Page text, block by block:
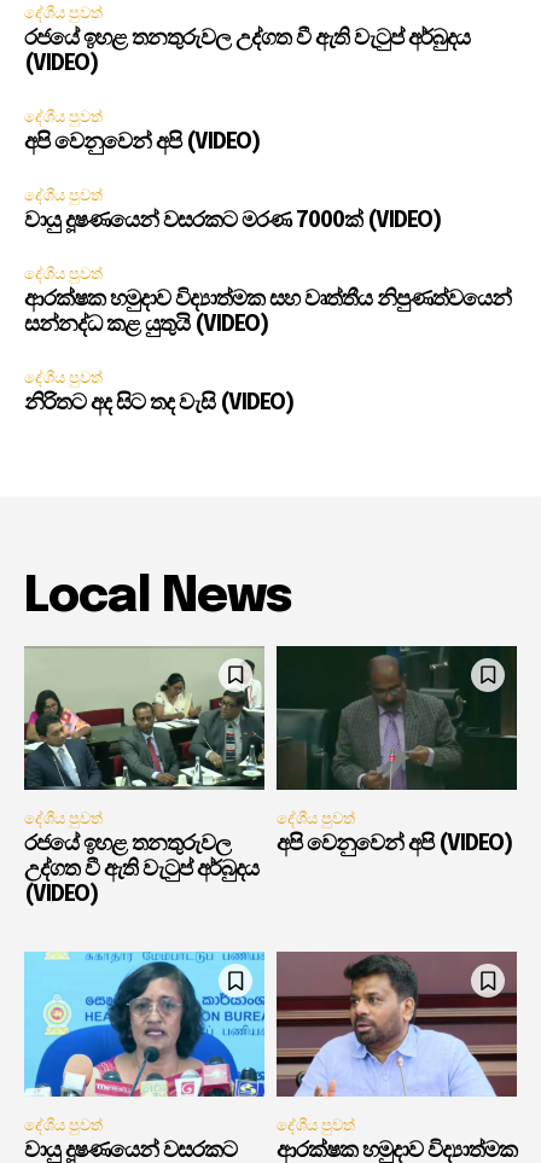
දේශීය පුවත්
රජයේ ඉහළ තනතුරුවල උද්ගත වී ඇති වැටුප් අර්බුදය
(VIDEO)
දේශීය පුවත්
අපි වෙනුවෙන් අපි (VIDEO)
දේශීය පුවත්
වායු දූෂණයෙන් වසරකට මරණ 7000ක් (VIDEO)
දේශීය පුවත්
ආරක්ෂක හමුදාව විද්‍යාත්මක සහ වෘත්තීය නිපුණත්වයෙන්
සන්නද්ධ කළ යුතුයි (VIDEO)
දේශීය පුවත්
නිරිතට අද සිට තද වැසි (VIDEO)
Local News
දේශීය පුවත්
රජයේ ඉහළ තනතුරුවල
උද්ගත වී ඇති වැටුප් අර්බුදය
(VIDEO)
දේශීය පුවත්
අපි වෙනුවෙන් අපි (VIDEO)
දේශීය පුවත්
වායු දූෂණයෙන් වසරකට
දේශීය පුවත්
ආරක්ෂක හමුදාව විද්‍යාත්මක